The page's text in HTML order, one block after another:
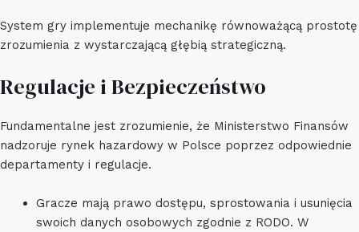
System gry implementuje mechanikę równoważącą prostotę
zrozumienia z wystarczającą głębią strategiczną.
Regulacje i Bezpieczeństwo
Fundamentalne jest zrozumienie, że Ministerstwo Finansów
nadzoruje rynek hazardowy w Polsce poprzez odpowiednie
departamenty i regulacje.
Gracze mają prawo dostępu, sprostowania i usunięcia
swoich danych osobowych zgodnie z RODO. W